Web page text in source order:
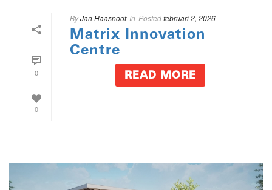
0
0
ByJan Haasnoot In Postedfebruari 2, 2026
Matrix Innovation
Centre
READ MORE